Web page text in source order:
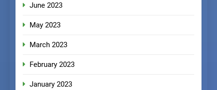
June 2023
May 2023
March 2023
February 2023
January 2023